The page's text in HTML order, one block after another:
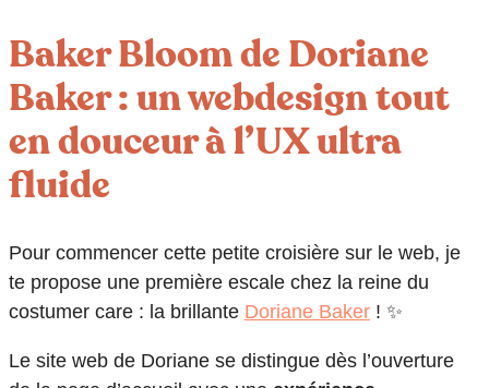
Baker Bloom de Doriane
Baker : un webdesign tout
en douceur à l’UX ultra
fluide
Pour commencer cette petite croisière sur le web, je
te propose une première escale chez la reine du
costumer care : la brillante Doriane Baker ! ✨
Le site web de Doriane se distingue dès l’ouverture